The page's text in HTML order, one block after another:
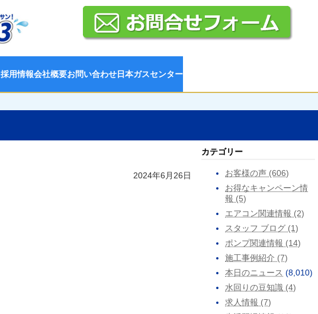
採用情報会社概要お問い合わせ日本ガスセンター
2024年6月26日
カテゴリー
お客様の声 (606)
お得なキャンペーン情
報 (5)
エアコン関連情報 (2)
スタッフ ブログ (1)
ポンプ関連情報 (14)
施工事例紹介 (7)
本日のニュース (8,010)
水回りの豆知識 (4)
求人情報 (7)